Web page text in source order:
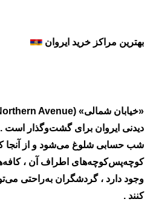
بهترین مراکز خرید ایروان
دیدنی ایروان برای گشت‌وگذار است .
شب حسابی شلوغ می‌شود و از آنجا
کوچه‌پس‌کوچه‌های اطراف آن ،
وجود دارد ، گردشگران به‌راحتی
کنند .